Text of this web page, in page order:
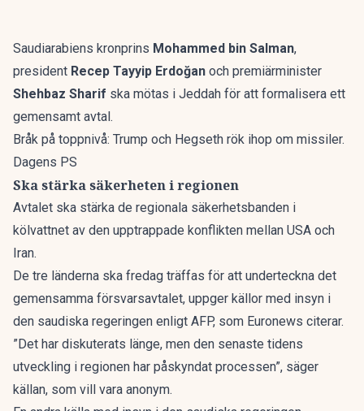
Saudiarabiens kronprins Mohammed bin Salman,
president Recep Tayyip Erdoğan och premiärminister
Shehbaz Sharif ska mötas i Jeddah för att formalisera ett
gemensamt avtal.
Bråk på toppnivå: Trump och Hegseth rök ihop om missiler.
Dagens PS
Ska stärka säkerheten i regionen
Avtalet ska stärka de regionala säkerhetsbanden i
kölvattnet av den upptrappade konflikten mellan USA och
Iran.
De tre länderna ska fredag träffas för att underteckna det
gemensamma försvarsavtalet, uppger källor med insyn i
den saudiska regeringen enligt AFP, som Euronews citerar.
”Det har diskuterats länge, men den senaste tidens
utveckling i regionen har påskyndat processen”, säger
källan, som vill vara anonym.